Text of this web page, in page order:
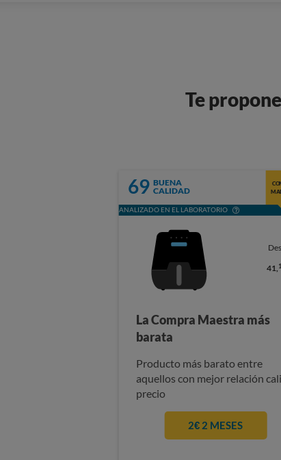
Te
69 BUENA
CALIDAD
ANALIZADO EN EL LABORATORIO
41,
La Compra Maestra más
barata
Producto más barato entre
aquellos con mejor relación
precio
2€ 2 MESES